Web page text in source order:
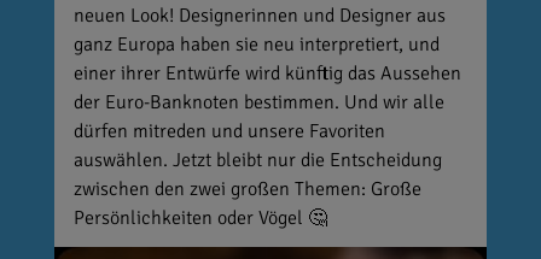
neuen Look! Designerinnen und Designer aus
ganz Europa haben sie neu interpretiert, und
einer ihrer Entwürfe wird künftig das Aussehen
der Euro-Banknoten bestimmen. Und wir alle
dürfen mitreden und unsere Favoriten
auswählen. Jetzt bleibt nur die Entscheidung
zwischen den zwei großen Themen: Große
Persönlichkeiten oder Vögel 🤔